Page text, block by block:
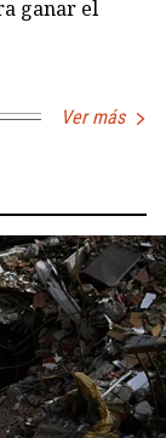
ganar el
Ver más